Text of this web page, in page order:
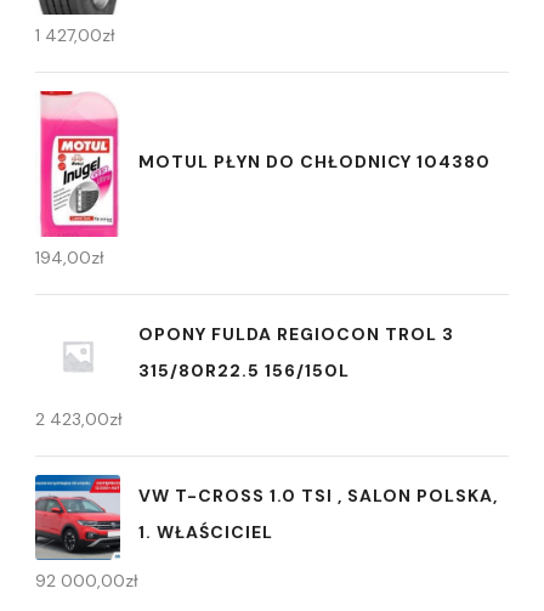
1 427,00zł
MOTUL PŁYN DO CHŁODNICY 104380
194,00zł
OPONY FULDA REGIOCON TROL 3
315/80R22.5 156/150L
2 423,00zł
VW T-CROSS 1.0 TSI , SALON POLSKA,
1. WŁAŚCICIEL
92 000,00zł